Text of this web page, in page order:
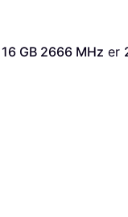
GB 2666 MHz er